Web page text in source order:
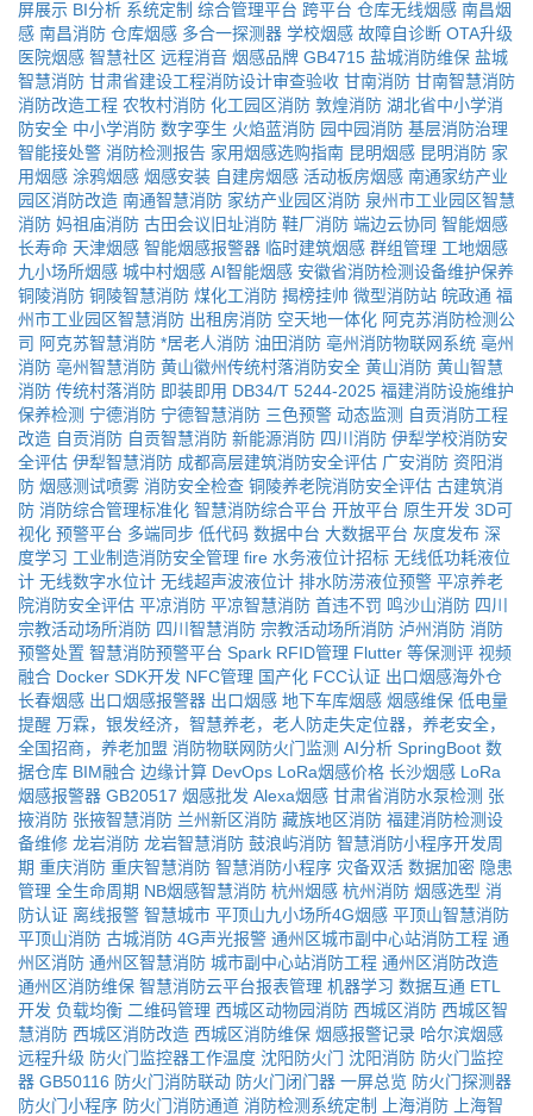
屏展示 BI分析 系统定制 综合管理平台 跨平台 仓库无线烟感 南昌烟
感 南昌消防 仓库烟感 多合一探测器 学校烟感 故障自诊断 OTA升级
医院烟感 智慧社区 远程消音 烟感品牌 GB4715 盐城消防维保 盐城
智慧消防 甘肃省建设工程消防设计审查验收 甘南消防 甘南智慧消防
消防改造工程 农牧村消防 化工园区消防 敦煌消防 湖北省中小学消
防安全 中小学消防 数字孪生 火焰蓝消防 园中园消防 基层消防治理
智能接处警 消防检测报告 家用烟感选购指南 昆明烟感 昆明消防 家
用烟感 涂鸦烟感 烟感安装 自建房烟感 活动板房烟感 南通家纺产业
园区消防改造 南通智慧消防 家纺产业园区消防 泉州市工业园区智慧
消防 妈祖庙消防 古田会议旧址消防 鞋厂消防 端边云协同 智能烟感
长寿命 天津烟感 智能烟感报警器 临时建筑烟感 群组管理 工地烟感
九小场所烟感 城中村烟感 AI智能烟感 安徽省消防检测设备维护保养
铜陵消防 铜陵智慧消防 煤化工消防 揭榜挂帅 微型消防站 皖政通 福
州市工业园区智慧消防 出租房消防 空天地一体化 阿克苏消防检测公
司 阿克苏智慧消防 *居老人消防 油田消防 亳州消防物联网系统 亳州
消防 亳州智慧消防 黄山徽州传统村落消防安全 黄山消防 黄山智慧
消防 传统村落消防 即装即用 DB34/T 5244-2025 福建消防设施维护
保养检测 宁德消防 宁德智慧消防 三色预警 动态监测 自贡消防工程
改造 自贡消防 自贡智慧消防 新能源消防 四川消防 伊犁学校消防安
全评估 伊犁智慧消防 成都高层建筑消防安全评估 广安消防 资阳消
防 烟感测试喷雾 消防安全检查 铜陵养老院消防安全评估 古建筑消
防 消防综合管理标准化 智慧消防综合平台 开放平台 原生开发 3D可
视化 预警平台 多端同步 低代码 数据中台 大数据平台 灰度发布 深
度学习 工业制造消防安全管理 fire 水务液位计招标 无线低功耗液位
计 无线数字水位计 无线超声波液位计 排水防涝液位预警 平凉养老
院消防安全评估 平凉消防 平凉智慧消防 首违不罚 鸣沙山消防 四川
宗教活动场所消防 四川智慧消防 宗教活动场所消防 泸州消防 消防
预警处置 智慧消防预警平台 Spark RFID管理 Flutter 等保测评 视频
融合 Docker SDK开发 NFC管理 国产化 FCC认证 出口烟感海外仓
长春烟感 出口烟感报警器 出口烟感 地下车库烟感 烟感维保 低电量
提醒 万霖，银发经济，智慧养老，老人防走失定位器，养老安全，
全国招商，养老加盟 消防物联网防火门监测 AI分析 SpringBoot 数
据仓库 BIM融合 边缘计算 DevOps LoRa烟感价格 长沙烟感 LoRa
烟感报警器 GB20517 烟感批发 Alexa烟感 甘肃省消防水泵检测 张
掖消防 张掖智慧消防 兰州新区消防 藏族地区消防 福建消防检测设
备维修 龙岩消防 龙岩智慧消防 鼓浪屿消防 智慧消防小程序开发周
期 重庆消防 重庆智慧消防 智慧消防小程序 灾备双活 数据加密 隐患
管理 全生命周期 NB烟感智慧消防 杭州烟感 杭州消防 烟感选型 消
防认证 离线报警 智慧城市 平顶山九小场所4G烟感 平顶山智慧消防
平顶山消防 古城消防 4G声光报警 通州区城市副中心站消防工程 通
州区消防 通州区智慧消防 城市副中心站消防工程 通州区消防改造
通州区消防维保 智慧消防云平台报表管理 机器学习 数据互通 ETL
开发 负载均衡 二维码管理 西城区动物园消防 西城区消防 西城区智
慧消防 西城区消防改造 西城区消防维保 烟感报警记录 哈尔滨烟感
远程升级 防火门监控器工作温度 沈阳防火门 沈阳消防 防火门监控
器 GB50116 防火门消防联动 防火门闭门器 一屏总览 防火门探测器
防火门小程序 防火门消防通道 消防检测系统定制 上海消防
上海智